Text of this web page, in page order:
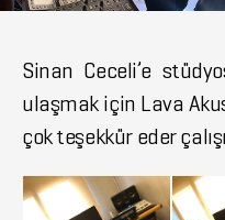
Sinan Ceceli’e
ulaşmak için Lava
çok teşekkür eder